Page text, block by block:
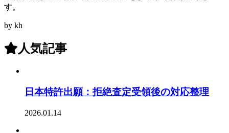
す。
by kh
人気記事
日本特許出願：拒絶査定受領後の対応整理
2026.01.14